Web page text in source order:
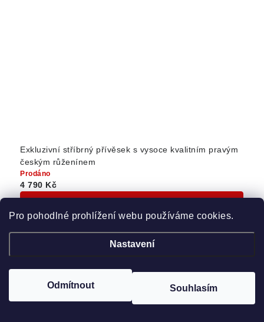
Pro pohodlné prohlížení webu používáme cookies.
Nastavení
Odmítnout Souhlasím
Exkluzivní stříbrný přívěsek s vysoce kvalitním pravým
českým růženínem
Prodáno
4 790 Kč